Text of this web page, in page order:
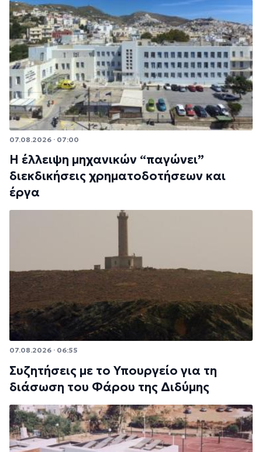
07.08.2026 · 07:00
Η έλλειψη μηχανικών “παγώνει”
διεκδικήσεις χρηματοδοτήσεων και
έργα
07.08.2026 · 06:55
Συζητήσεις με το Υπουργείο για τη
διάσωση του Φάρου της Διδύμης